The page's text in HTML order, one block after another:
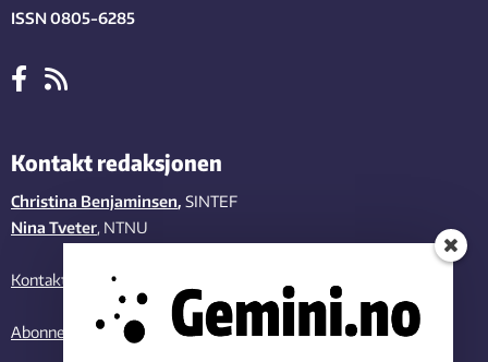
ISSN 0805-6285
Kontakt redaksjonen
Christina Benjaminsen, SINTEF
Nina Tveter, NTNU
Kontakt oss
Abonner på vårt nyhetsbrev